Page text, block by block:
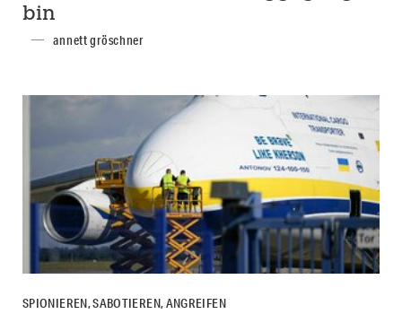
bin
annett gröschner
SPIONIEREN, SABOTIEREN, ANGREIFEN